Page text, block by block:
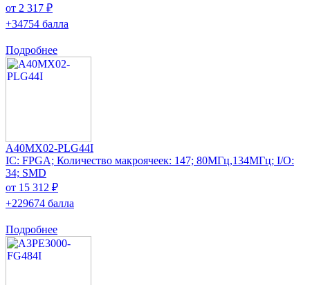
от 2 317 ₽
+34754 балла
Подробнее
A40MX02-PLG44I
IC: FPGA; Количество макроячеек: 147; 80МГц,134МГц; I/O:
34; SMD
от 15 312 ₽
+229674 балла
Подробнее